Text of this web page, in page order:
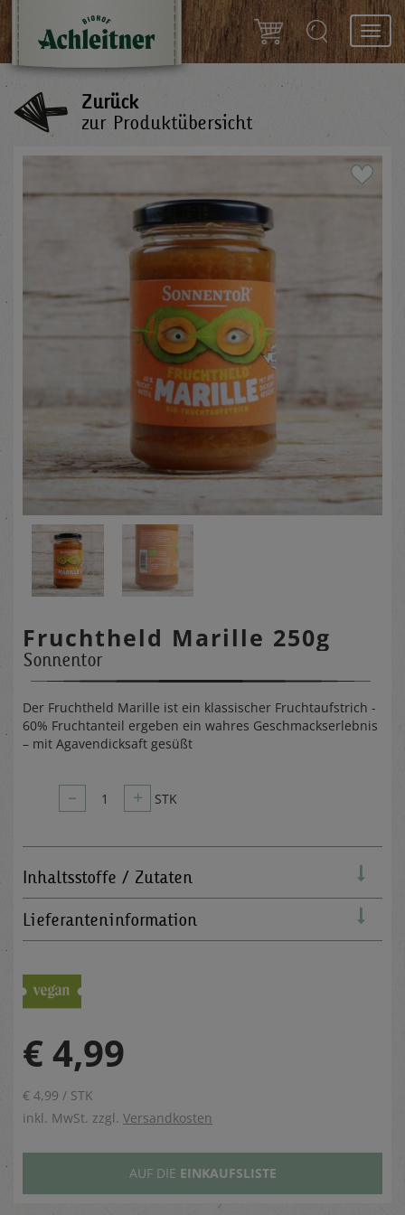
Zurück
zur Produktübersicht
Fruchtheld Marille 250g
Sonnentor
Der Fruchtheld Marille ist ein klassischer Fruchtaufstrich -
60% Fruchtanteil ergeben ein wahres Geschmackserlebnis
– mit Agavendicksaft gesüßt
– 1 + STK
Inhaltsstoffe / Zutaten
Lieferanteninformation
€ 4,99
€ 4,99 / STK
inkl. MwSt. zzgl. Versandkosten
AUF DIE EINKAUFSLISTE